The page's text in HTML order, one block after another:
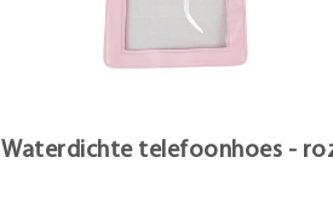
Waterdichte telefoonhoes -